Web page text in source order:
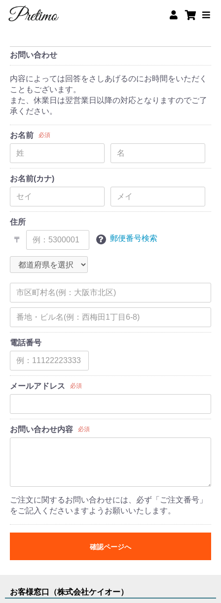
お問い合わせ
内容によっては回答をさしあげるのにお時間をいただく
こともございます。
また、休業日は翌営業日以降の対応となりますのでご了
承ください。
お名前 必須
お名前(カナ)
住所
〒 郵便番号検索
電話番号
メールアドレス 必須
お問い合わせ内容 必須
ご注文に関するお問い合わせには、必ず「ご注文番号」
をご記入くださいますようお願いいたします。
確認ページへ
お客様窓口（株式会社ケイオー）